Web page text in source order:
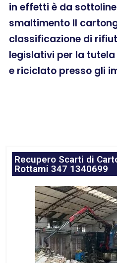
in effetti è da
smaltimento Il
classificazione di
legislativi per la
e riciclato presso gli
Recupero Scarti di
Rottami 347 1340699